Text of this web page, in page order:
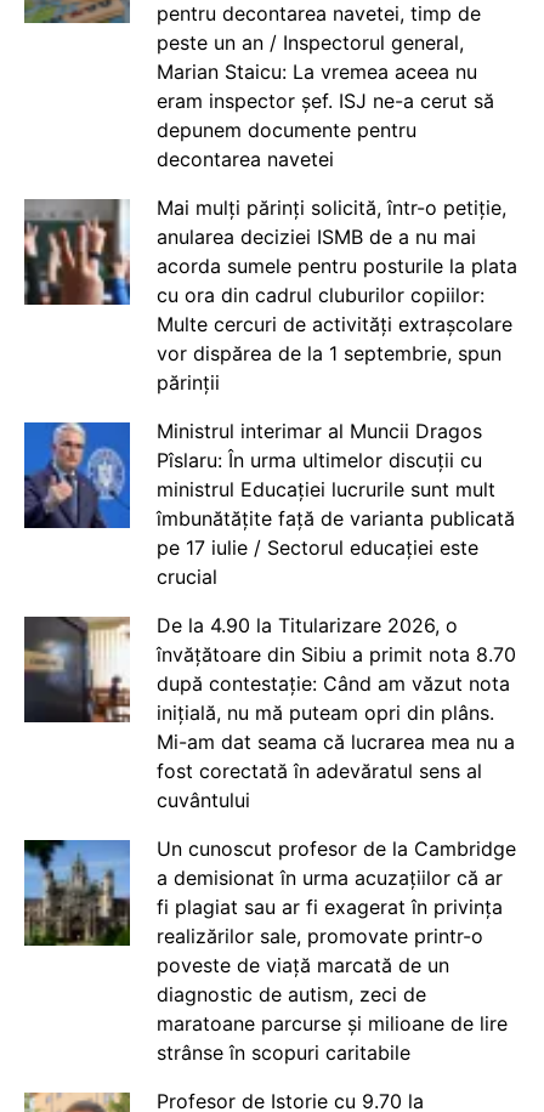
pentru decontarea navetei, timp de
peste un an / Inspectorul general,
Marian Staicu: La vremea aceea nu
eram inspector șef. ISJ ne-a cerut să
depunem documente pentru
decontarea navetei
Mai mulți părinți solicită, într-o petiție,
anularea deciziei ISMB de a nu mai
acorda sumele pentru posturile la plata
cu ora din cadrul cluburilor copiilor:
Multe cercuri de activități extrașcolare
vor dispărea de la 1 septembrie, spun
părinții
Ministrul interimar al Muncii Dragos
Pîslaru: În urma ultimelor discuții cu
ministrul Educației lucrurile sunt mult
îmbunătățite față de varianta publicată
pe 17 iulie / Sectorul educației este
crucial
De la 4.90 la Titularizare 2026, o
învățătoare din Sibiu a primit nota 8.70
după contestație: Când am văzut nota
inițială, nu mă puteam opri din plâns.
Mi-am dat seama că lucrarea mea nu a
fost corectată în adevăratul sens al
cuvântului
Un cunoscut profesor de la Cambridge
a demisionat în urma acuzațiilor că ar
fi plagiat sau ar fi exagerat în privința
realizărilor sale, promovate printr-o
poveste de viață marcată de un
diagnostic de autism, zeci de
maratoane parcurse și milioane de lire
strânse în scopuri caritabile
Profesor de Istorie cu 9.70 la